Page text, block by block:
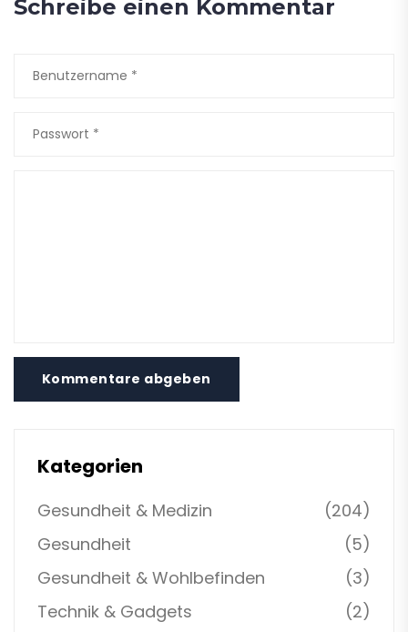
Schreibe einen Kommentar
Kommentare abgeben
Kategorien
Gesundheit & Medizin
(204)
Gesundheit
(5)
Gesundheit & Wohlbefinden
(3)
Technik & Gadgets
(2)